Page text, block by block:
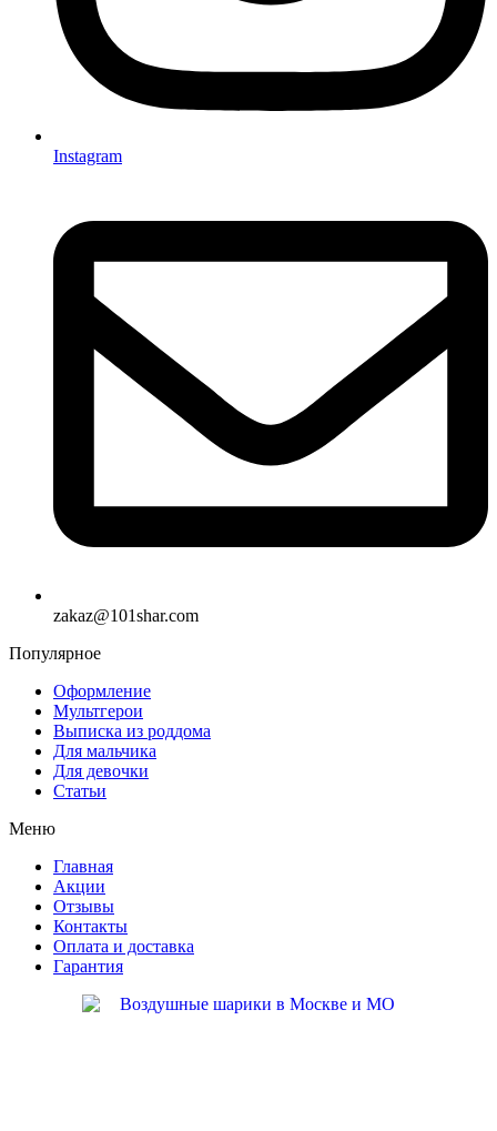
Instagram
zakaz@101shar.com
Популярное
Оформление
Мультгерои
Выписка из роддома
Для мальчика
Для девочки
Статьи
Меню
Главная
Акции
Отзывы
Контакты
Оплата и доставка
Гарантия